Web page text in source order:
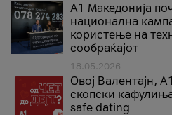
A1 Македонија
национална
користење на
сообраќајот
18.05.2026
Овој Валентајн,
скопски
safe dating